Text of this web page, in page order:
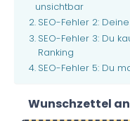
unsichtbar
SEO-Fehler 2:
SEO-Fehler 3: Du
Ranking
SEO-Fehler 5: Du
Wunschzettel